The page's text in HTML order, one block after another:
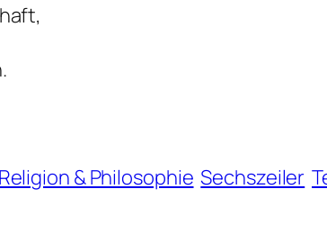
Religion & Philosophie Sechszeiler